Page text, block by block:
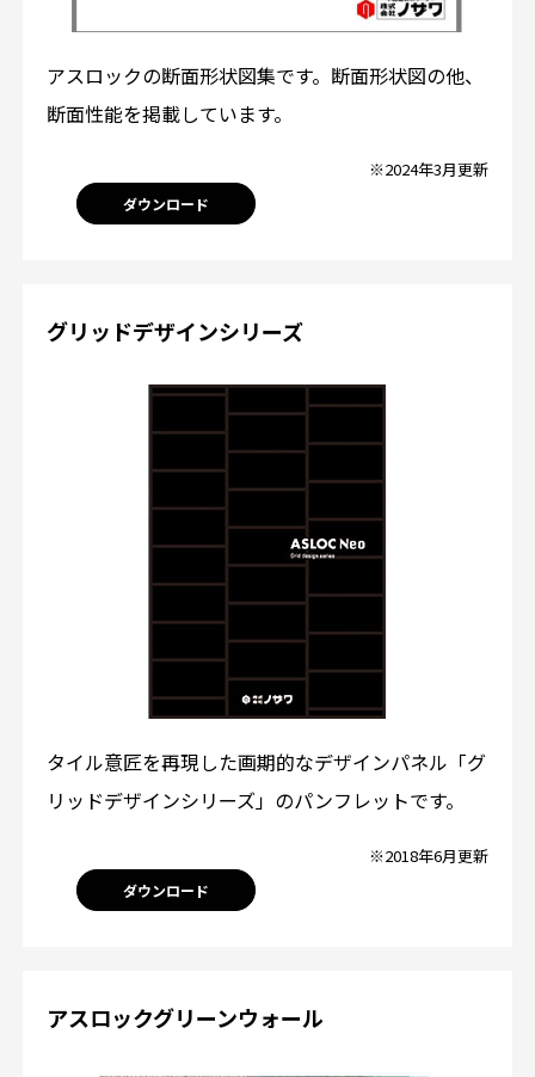
アスロックの断面形状図集です。断面形状図の他、
断面性能を掲載しています。
※2024年3月更新
ダウンロード
グリッドデザインシリーズ
タイル意匠を再現した画期的なデザインパネル「グ
リッドデザインシリーズ」のパンフレットです。
※2018年6月更新
ダウンロード
アスロックグリーンウォール